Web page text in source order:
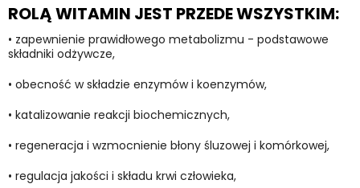
ROLĄ WITAMIN JEST PRZEDE WSZYSTKIM:
• zapewnienie prawidłowego metabolizmu - podstawowe
składniki odżywcze,
• obecność w składzie enzymów i koenzymów,
• katalizowanie reakcji biochemicznych,
• regeneracja i wzmocnienie błony śluzowej i komórkowej,
• regulacja jakości i składu krwi człowieka,